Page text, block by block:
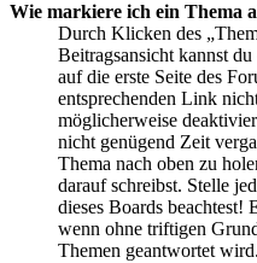
Wie markiere ich ein Thema
Durch Klicken des
Beitragsansicht kannst
auf die erste Seite des
entsprechenden Link
möglicherweise
nicht genügend Zeit
Thema nach oben zu
darauf schreibst. Stelle
dieses Boards beachtest!
wenn ohne triftigen
Themen geantwortet wird.